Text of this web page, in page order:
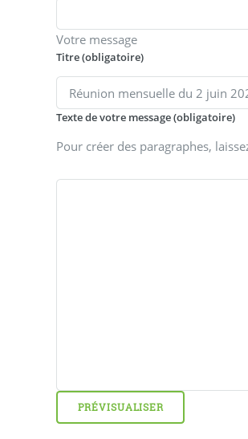
Votre message
Titre (obligatoire)
Texte de votre message (obligatoire)
Pour créer des paragraphes,